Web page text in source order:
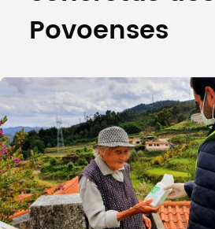
Filtros
Povoenses